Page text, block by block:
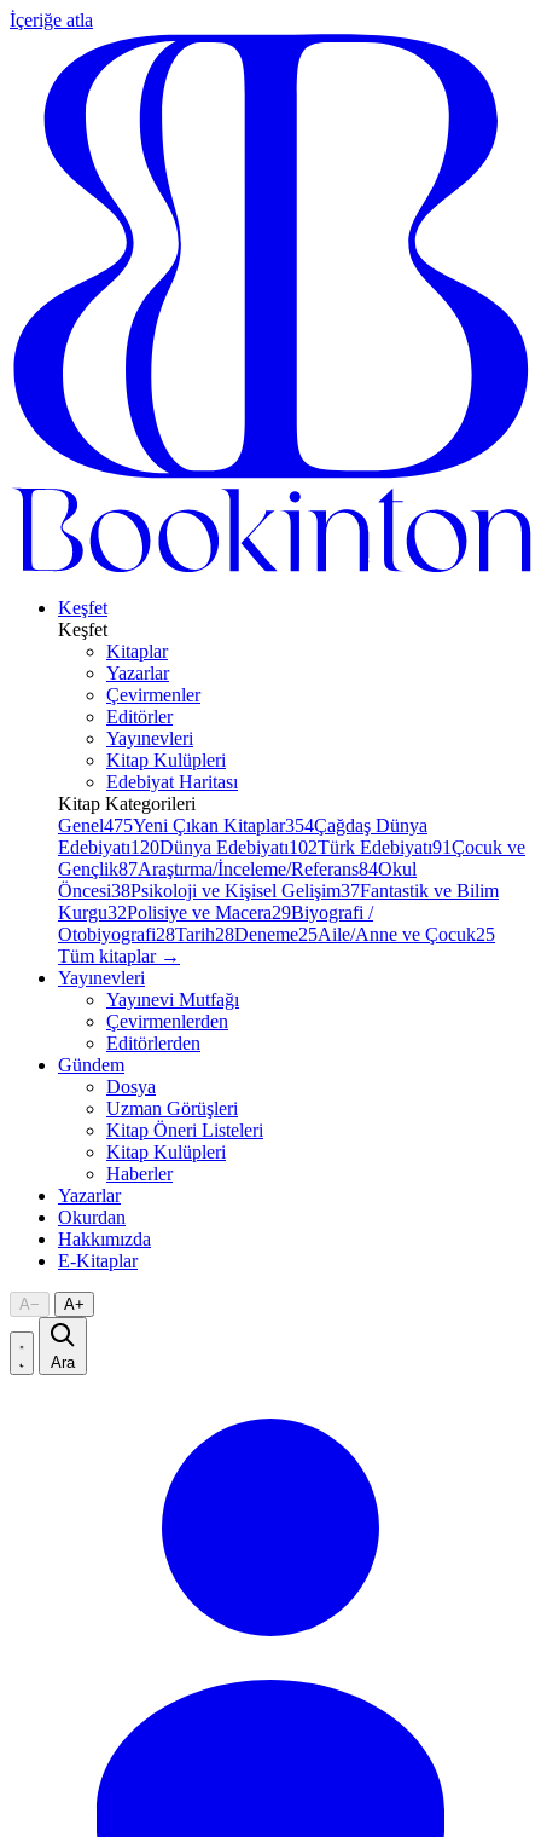
İçeriğe atla
Keşfet
Keşfet
Kitaplar
Yazarlar
Çevirmenler
Editörler
Yayınevleri
Kitap Kulüpleri
Edebiyat Haritası
Kitap Kategorileri
Genel475Yeni Çıkan Kitaplar354Çağdaş Dünya
Edebiyatı120Dünya Edebiyatı102Türk Edebiyatı91Çocuk ve
Gençlik87Araştırma/İnceleme/Referans84Okul
Öncesi38Psikoloji ve Kişisel Gelişim37Fantastik ve Bilim
Kurgu32Polisiye ve Macera29Biyografi /
Otobiyografi28Tarih28Deneme25Aile/Anne ve Çocuk25
Tüm kitaplar →
Yayınevleri
Yayınevi Mutfağı
Çevirmenlerden
Editörlerden
Gündem
Dosya
Uzman Görüşleri
Kitap Öneri Listeleri
Kitap Kulüpleri
Haberler
Yazarlar
Okurdan
Hakkımızda
E-Kitaplar
A− A+
Ara